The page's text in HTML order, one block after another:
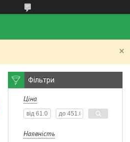
Фільтри
Ціна
Наявність